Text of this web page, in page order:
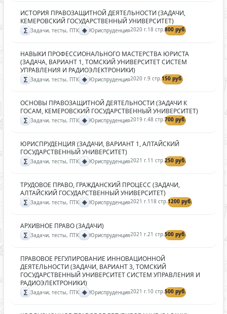
ИСТОРИЯ ПРАВОЗАЩИТНОЙ ДЕЯТЕЛЬНОСТИ (ЗАДАЧИ,
КЕМЕРОВСКИЙ ГОСУДАРСТВЕННЫЙ УНИВЕРСИТЕТ)
∑ Задачи, тесты, ПТК ◈ Юриспруденция2020 г.18 стр.800 руб.
НАВЫКИ ПРОФЕССИОНАЛЬНОГО МАСТЕРСТВА ЮРИСТА
(ЗАДАЧА, ВАРИАНТ 1, ТОМСКИЙ УНИВЕРСИТЕТ СИСТЕМ
УПРАВЛЕНИЯ И РАДИОЭЛЕКТРОНИКИ)
∑ Задачи, тесты, ПТК ◈ Юриспруденция2020 г.9 стр.150 руб.
ОСНОВЫ ПРАВОЗАЩИТНОЙ ДЕЯТЕЛЬНОСТИ (ЗАДАЧИ К
ГОСАМ, КЕМЕРОВСКИЙ ГОСУДАРСТВЕННЫЙ УНИВЕРСИТЕТ)
∑ Задачи, тесты, ПТК ◈ Юриспруденция2019 г.48 стр.700 руб.
ЮРИСПРУДЕНЦИЯ (ЗАДАЧИ, ВАРИАНТ 1, АЛТАЙСКИЙ
ГОСУДАРСТВЕННЫЙ УНИВЕРСИТЕТ)
∑ Задачи, тесты, ПТК ◈ Юриспруденция2021 г.11 стр.250 руб.
ТРУДОВОЕ ПРАВО, ГРАЖДАНСКИЙ ПРОЦЕСС (ЗАДАЧИ,
АЛТАЙСКИЙ ГОСУДАРСТВЕННЫЙ УНИВЕРСИТЕТ)
∑ Задачи, тесты, ПТК ◈ Юриспруденция2021 г.118 стр.1200 руб.
АРХИВНОЕ ПРАВО (ЗАДАЧИ)
∑ Задачи, тесты, ПТК ◈ Юриспруденция2021 г.21 стр.500 руб.
ПРАВОВОЕ РЕГУЛИРОВАНИЕ ИННОВАЦИОННОЙ
ДЕЯТЕЛЬНОСТИ (ЗАДАЧИ, ВАРИАНТ 3, ТОМСКИЙ
ГОСУДАРСТВЕННЫЙ УНИВЕРСИТЕТ СИСТЕМ УПРАВЛЕНИЯ И
РАДИОЭЛЕКТРОНИКИ)
∑ Задачи, тесты, ПТК ◈ Юриспруденция2021 г.10 стр.500 руб.